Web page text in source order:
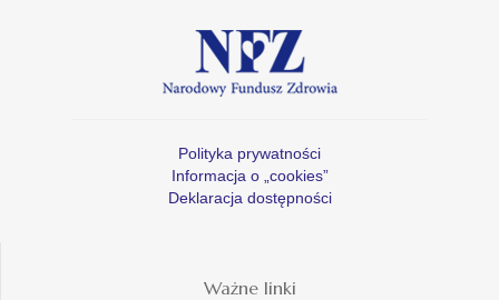
Polityka prywatności
Informacja o „cookies”
Deklaracja dostępności
Ważne linki